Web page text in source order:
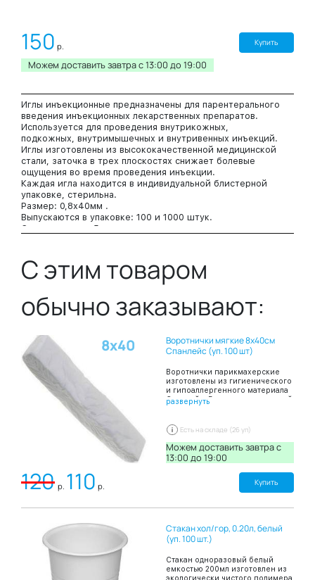
150 р. Купить
Можем доставить завтра c 13:00 до 19:00
Иглы инъекционные предназначены для парентерального
введения инъекционных лекарственных препаратов.
Используется для проведения внутрикожных,
подкожных, внутримышечных и внутривенных инъекций.
Иглы изготовлены из высококачественной медицинской
стали, заточка в трех плоскостях снижает болевые
ощущения во время проведения инъекции.
Каждая игла находится в индивидуальной блистерной
упаковке, стерильна.
Размер: 0,8х40мм .
Выпускаются в упаковке: 100 и 1000 штук.
Срок годности: 5 лет.
С этим товаром
обычно заказывают:
8х40
Воротнички мягкие 8х40см
Спанлейс (уп. 100 шт)
Воротнички парикмахерские
изготовлены из гигиенического
и гипоаллергенного материала
Спанлейс, Воротнички шириной
Благодаря таким свойствам
материала Спанлейса как
мягкость и высокая
впитываемость воротнички
создают комфортные ощущения
на коже и препятствию
попаданию загрязнений на
кожу и одежду при проведении
развернуть
Есть на складе (26 уп)
Можем доставить завтра c
13:00 до 19:00
120 р. 110 р. Купить
Стакан хол/гор, 0.20л, белый
(уп. 100 шт.)
Стакан одноразовый белый
емкостью 200мл изготовлен из